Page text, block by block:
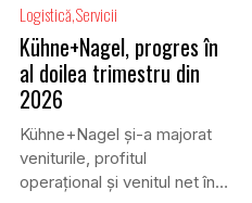
Logistică Servicii
Kühne+Nagel, progres în
al doilea trimestru din
2026
Kühne+Nagel și-a majorat
veniturile, profitul
operațional și venitul net în